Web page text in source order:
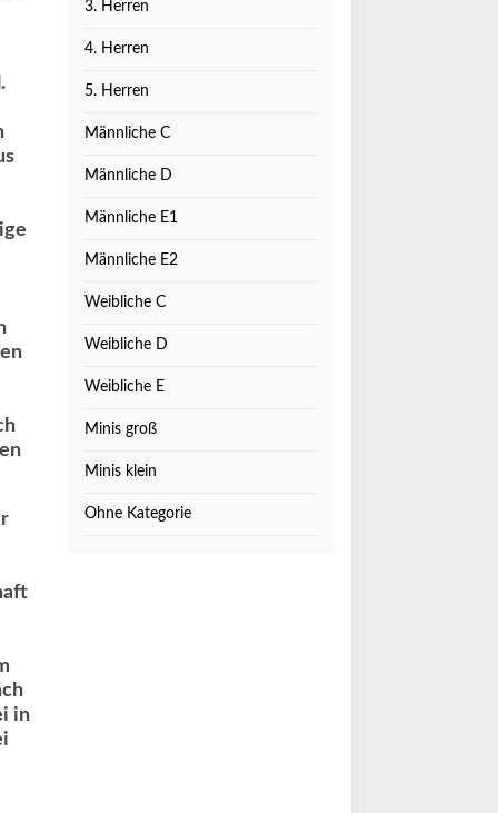
in
3. Herren
4. Herren
5. Herren
Männliche C
Männliche D
Männliche E1
Männliche E2
Weibliche C
Weibliche D
Weibliche E
Minis groß
Minis klein
Ohne Kategorie